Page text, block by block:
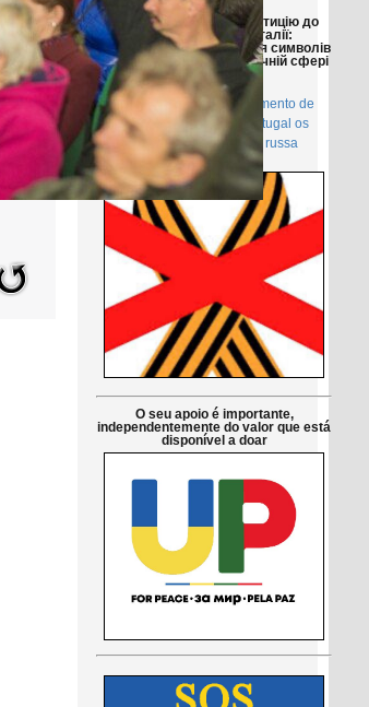
Друзі!
Просимо підтримати петицію до
Парламенту Португалії:
Заборонити використання символів
російської агресії в публічній сфері
в Португалії
Petição pública Ao Parlamento de
Portugal: Proibir em Portugal os
símbolos da agressão russa
O seu apoio é importante,
independentemente do valor que está
disponível a doar